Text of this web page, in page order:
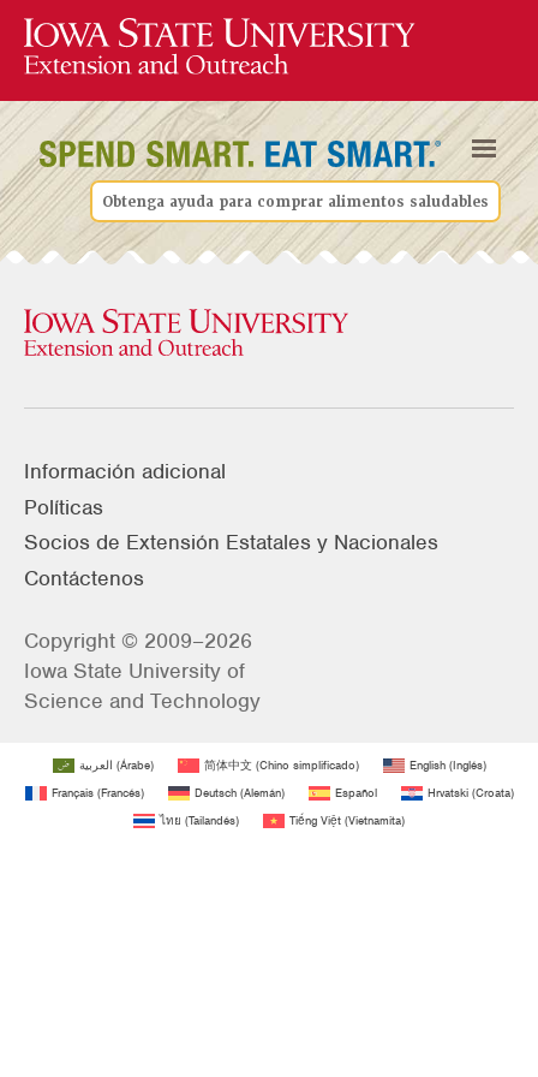
Obtenga ayuda para comprar alimentos saludables
Información adicional
Políticas
Socios de Extensión Estatales y Nacionales
Contáctenos
Copyright © 2009–2026
Iowa State University of
Science and Technology
العربية (Árabe) 简体中文(Chino simplificado) English(Inglés)
Français(Francés) Deutsch(Alemán) Español Hrvatski(Croata)
ไทย (Tailandés) Tiếng Việt (Vietnamita)